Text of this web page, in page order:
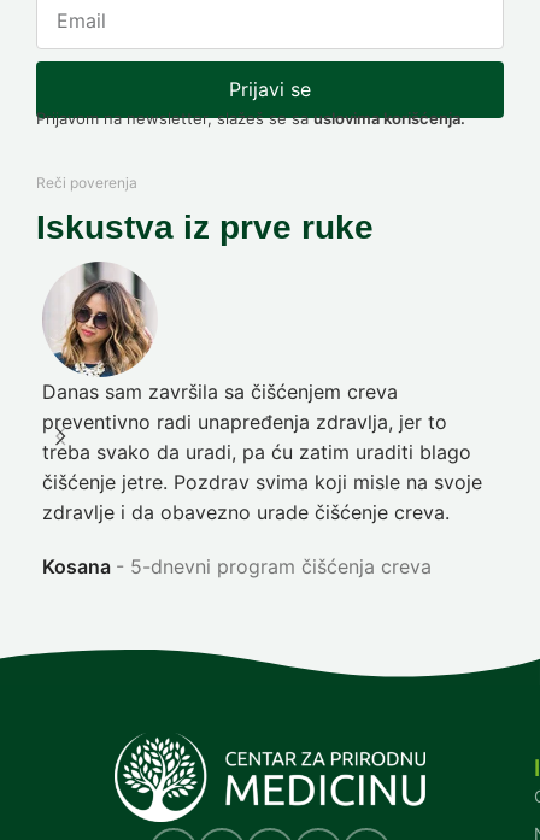
Prijavi se
Prijavom na newsletter, slažeš se sauslovima korišćenja.
Reči poverenja
Iskustva iz prve ruke
Danas sam završila sa čišćenjem creva
preventivno radi unapređenja zdravlja, jer to
treba svako da uradi, pa ću zatim uraditi blago
čišćenje jetre. Pozdrav svima koji misle na svoje
zdravlje i da obavezno urade čišćenje creva.
Kosana 5-dnevni program čišćenja creva